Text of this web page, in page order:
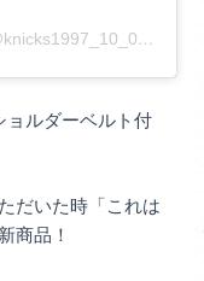
お主の拘りの腰袋思う存分自慢せよ(@knicks1997_10_08)がシェアした投稿
ョルダーベルト付
だいた時「これは
商品！